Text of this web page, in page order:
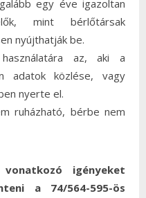
egy éve igazoltan
mint bérlőtársak
nyújthatják be.
az, aki a
adatok közlése, vagy
nyerte el.
ruházható, bérbe nem
igényeket
a 74/564-595-ös